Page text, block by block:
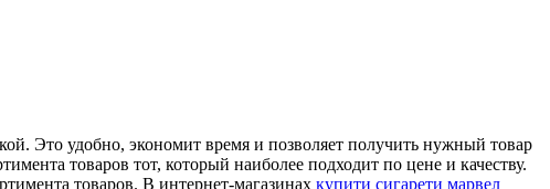
Это удобно, экономит время и позволяет получить нужный товар
товаров тот, который наиболее подходит по цене и качеству.
товаров. В интернет-магазинах купити сигарети марвел